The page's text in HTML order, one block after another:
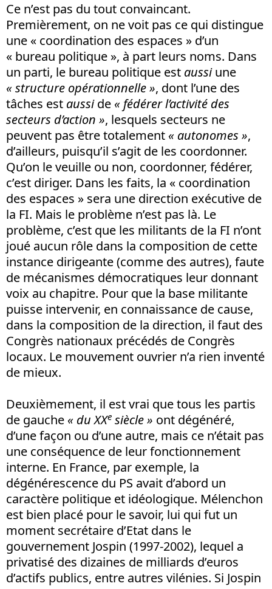
Ce n’est pas du tout convaincant.
Premièrement, on ne voit pas ce qui distingue
une « coordination des espaces » d’un
« bureau politique », à part leurs noms. Dans
un parti, le bureau politique est aussiune
« structure opérationnelle », dont l’une des
tâches est ausside « fédérer l’activité des
secteurs d’action », lesquels secteurs ne
peuvent pas être totalement « autonomes »,
d’ailleurs, puisqu’il s’agit de les coordonner.
Qu’on le veuille ou non, coordonner, fédérer,
c’est diriger. Dans les faits, la « coordination
des espaces » sera une direction exécutive de
la FI. Mais le problème n’est pas là. Le
problème, c’est que les militants de la FI n’ont
joué aucun rôle dans la composition de cette
instance dirigeante (comme des autres), faute
de mécanismes démocratiques leur donnant
voix au chapitre. Pour que la base militante
puisse intervenir, en connaissance de cause,
dans la composition de la direction, il faut des
Congrès nationaux précédés de Congrès
locaux. Le mouvement ouvrier n’a rien inventé
de mieux.
Deuxièmement, il est vrai que tous les partis
de gauche « du XXe siècle » ont dégénéré,
d’une façon ou d’une autre, mais ce n’était pas
une conséquence de leur fonctionnement
interne. En France, par exemple, la
dégénérescence du PS avait d’abord un
caractère politique et idéologique. Mélenchon
est bien placé pour le savoir, lui qui fut un
moment secrétaire d’Etat dans le
gouvernement Jospin (1997-2002), lequel a
privatisé des dizaines de milliards d’euros
d’actifs publics, entre autres vilénies. Si Jospin